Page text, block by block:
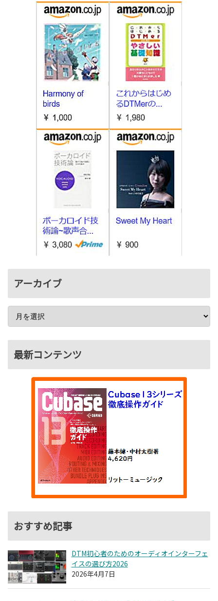
アーカイブ
最新コンテンツ
おすすめ記事
DTM初心者のためのオーディオインターフェ
イスの選び方2026
2026年4月7日